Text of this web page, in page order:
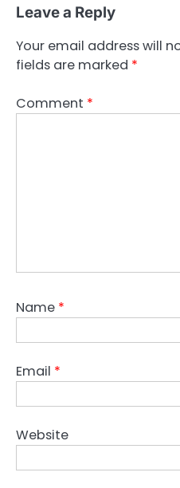
Leave a Reply
Your email address will
fields are marked *
Comment *
Name *
Email *
Website